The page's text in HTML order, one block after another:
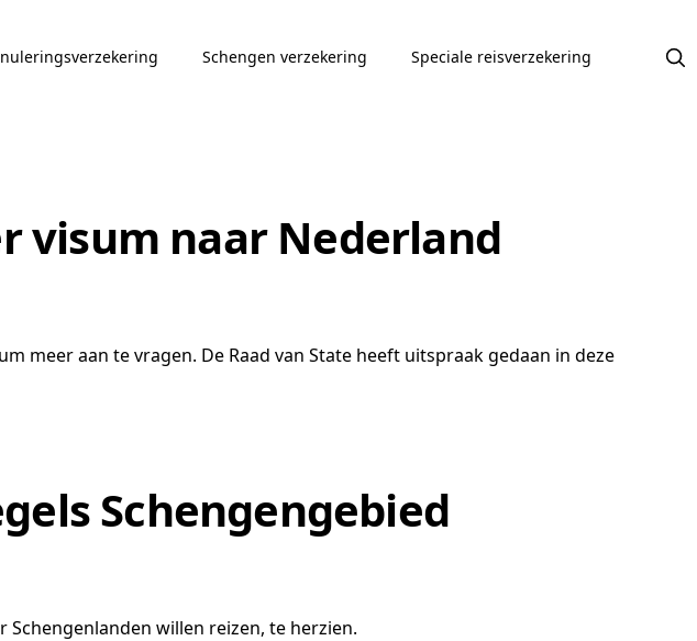
Schengen verzekering Speciale reisverzekering
visum naar Nederland
meer aan te vragen. De Raad van State heeft uitspraak gedaan in deze
Schengengebied
willen reizen, te herzien.